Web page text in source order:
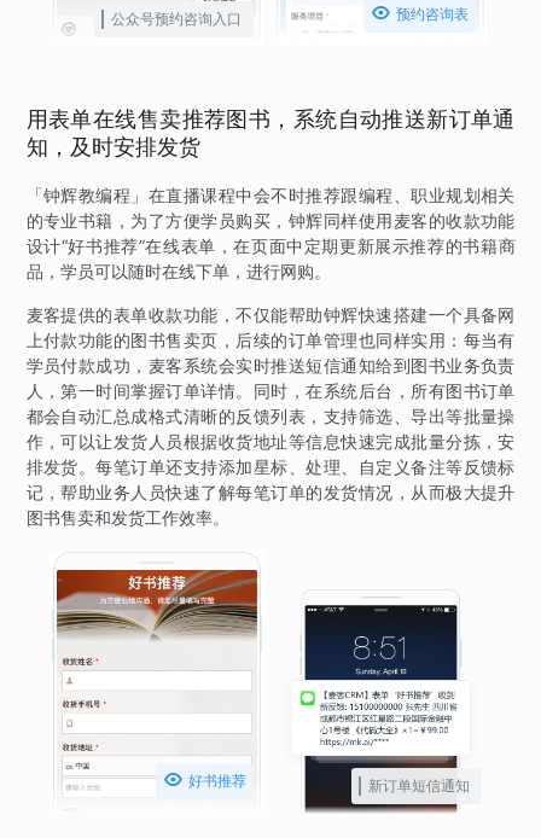
公众号预约咨询入口  预约咨询表
用表单在线售卖推荐图书，系统自动推送新订单通
知，及时安排发货
「钟辉教编程」在直播课程中会不时推荐跟编程、职业规划相关
的专业书籍，为了方便学员购买，钟辉同样使用麦客的收款功能
设计“好书推荐”在线表单，在页面中定期更新展示推荐的书籍商
品，学员可以随时在线下单，进行网购。
麦客提供的表单收款功能，不仅能帮助钟辉快速搭建一个具备网
上付款功能的图书售卖页，后续的订单管理也同样实用：每当有
学员付款成功，麦客系统会实时推送短信通知给到图书业务负责
人，第一时间掌握订单详情。同时，在系统后台，所有图书订单
都会自动汇总成格式清晰的反馈列表，支持筛选、导出等批量操
作，可以让发货人员根据收货地址等信息快速完成批量分拣，安
排发货。每笔订单还支持添加星标、处理、自定义备注等反馈标
记，帮助业务人员快速了解每笔订单的发货情况，从而极大提升
图书售卖和发货工作效率。
 好书推荐 新订单短信通知